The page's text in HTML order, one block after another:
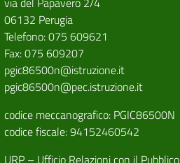
06132 Perugia
Telefono: 075 609621
Fax: 075 609207
pgic86500n@istruzione.it
pgic86500n@pec.istruzione.it
codice meccanografico: PGIC86500N
codice fiscale: 94152460542
URP – Ufficio Relazioni con il Pubblico